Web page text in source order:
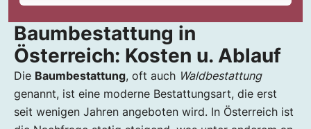
Baumbestattung in
Österreich: Kosten u. Ablauf
Die Baumbestattung, oft auch Waldbestattung
genannt, ist eine moderne Bestattungsart, die erst
seit wenigen Jahren angeboten wird. In Österreich ist